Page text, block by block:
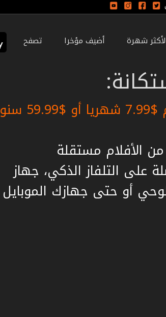
شهرة أضيف مؤخرا تصفح
على التلفاز الذكي، جهاز
أو حتى جهازك الموبايل